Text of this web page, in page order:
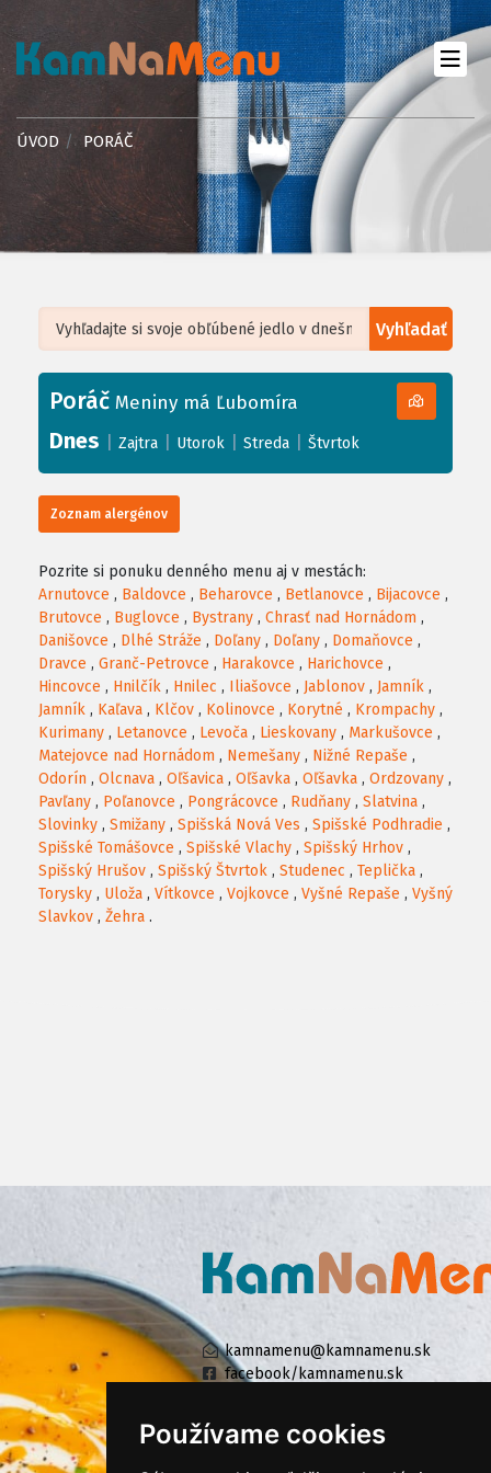
Používame cookies
ÚVOD PORÁČ
Vyhľadať
+
−
Leaflet| ©OpenStreetMap, Tiles courtesy ofHumanitarian OpenStreetMap
Poráč Meniny má Ľubomíra
Dnes Zajtra Utorok Streda Štvrtok
Zoznam alergénov
Pozrite si ponuku denného menu aj v mestách:
Arnutovce , Baldovce , Beharovce , Betlanovce , Bijacovce ,
Brutovce , Buglovce , Bystrany , Chrasť nad Hornádom ,
Danišovce , Dlhé Stráže , Doľany , Doľany , Domaňovce ,
Dravce , Granč-Petrovce , Harakovce , Harichovce ,
Hincovce , Hnilčík , Hnilec , Iliašovce , Jablonov , Jamník ,
Jamník , Kaľava , Klčov , Kolinovce , Korytné , Krompachy ,
Kurimany , Letanovce , Levoča , Lieskovany , Markušovce ,
Matejovce nad Hornádom , Nemešany , Nižné Repaše ,
Odorín , Olcnava , Oľšavica , Oľšavka , Oľšavka , Ordzovany ,
Pavľany , Poľanovce , Pongrácovce , Rudňany , Slatvina ,
Slovinky , Smižany , Spišská Nová Ves , Spišské Podhradie ,
Spišské Tomášovce , Spišské Vlachy , Spišský Hrhov ,
Spišský Hrušov , Spišský Štvrtok , Studenec , Teplička ,
Torysky , Uloža , Vítkovce , Vojkovce , Vyšné Repaše , Vyšný
Slavkov , Žehra .
kamnamenu@kamnamenu.sk
facebook/kamnamenu.sk